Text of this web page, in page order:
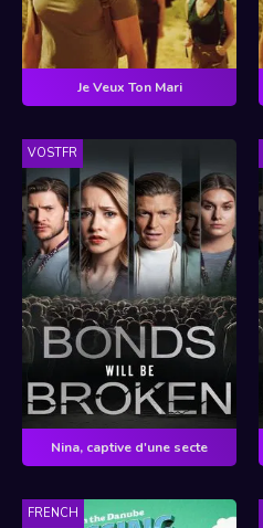
Je Veux Ton Mari
VOSTFR
Nina, captive d'une secte
FRENCH